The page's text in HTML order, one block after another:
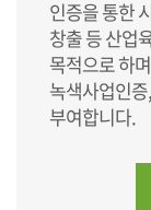
인증을 통한
창출 등 산업
목적으로 하
녹색사업인
부여합니다.